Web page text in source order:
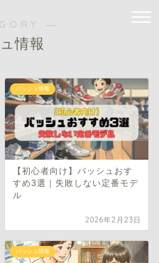
―
情報
バッシュ情報
【初心者向け】バッシュおす
すめ3選｜失敗しない定番モデ
ル
2026年2月23日
バッシュ情報